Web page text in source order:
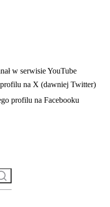
karcie
w serwisie YouTube
profilu na X (dawniej Twitter)
karcie
profilu na Facebooku